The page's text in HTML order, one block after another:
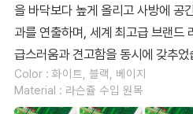
을 바닥보다 높게 올리고 사방에 공
과를 연출하며, 세계 최고급 브랜드
급스러움과 견고함을 동시에 갖추었
Color : 화이트, 블랙, 베이지
Material : 라슨쥴 수입 원목